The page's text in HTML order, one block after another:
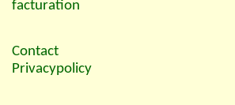
facturation
Contact
Privacypolicy